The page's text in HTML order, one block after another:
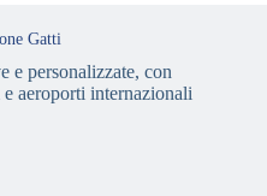
Gatti
e personalizzate, con
aeroporti internazionali